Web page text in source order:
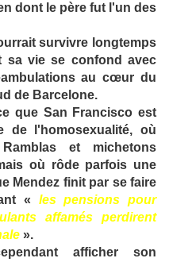
dont le père fut l'un des
survivre longtemps
sa vie se confond avec
au cœur du
de Barcelone.
que San Francisco est
de l'homosexualité, où
et michetons
où rôde parfois une
Mendez finit par se faire
« les pensions pour
affamés perdirent
».
afficher son